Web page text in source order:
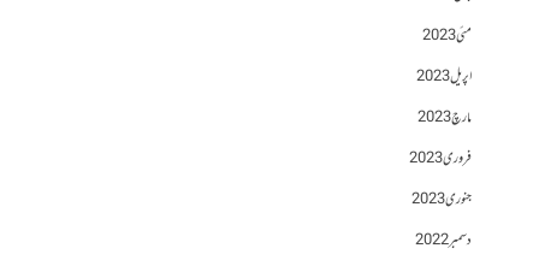
مئی 2023
اپریل 2023
مارچ 2023
فروری 2023
جنوری 2023
دسمبر 2022